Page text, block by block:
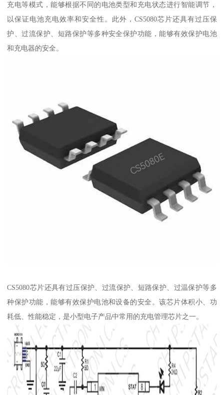
充电等模式，能够根据不同的电池类型和充电状态进行智能调节，
以保证电池充电效率和安全性。此外，CS5080芯片还具有过压保
护、过流保护、短路保护等多种安全保护功能，能够有效保护电池
和充电器的安全。
CS5080芯片还具有过压保护、过流保护、短路保护、过温保护等多
种保护功能，能够有效保护电池和设备的安全。该芯片体积小、功
耗低、性能稳定，是小型电子产品中常用的充电管理芯片之一。